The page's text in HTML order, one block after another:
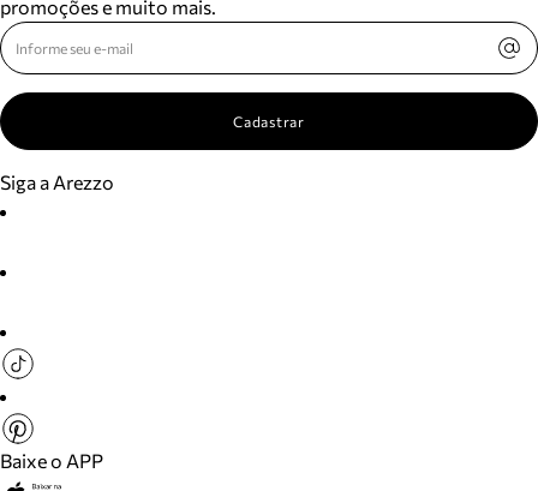
promoções e muito mais.
Cadastrar
Siga a Arezzo
Baixe o APP